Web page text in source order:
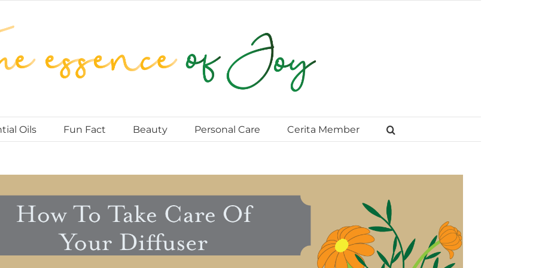
Oils Fun Fact Beauty Personal Care Cerita Member